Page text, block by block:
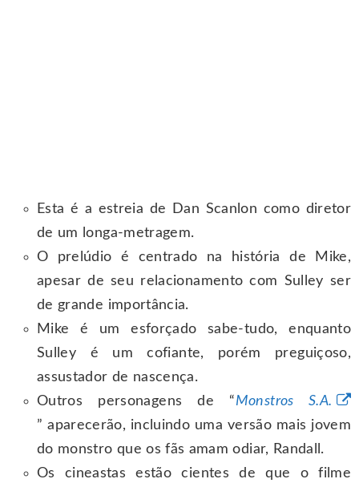
Esta é a estreia de Dan Scanlon como diretor
de um longa-metragem.
O prelúdio é centrado na história de Mike,
apesar de seu relacionamento com Sulley ser
de grande importância.
Mike é um esforçado sabe-tudo, enquanto
Sulley é um cofiante, porém preguiçoso,
assustador de nascença.
Outros personagens de “Monstros S.A.
” aparecerão, incluindo uma versão mais jovem
do monstro que os fãs amam odiar, Randall.
Os cineastas estão cientes de que o filme